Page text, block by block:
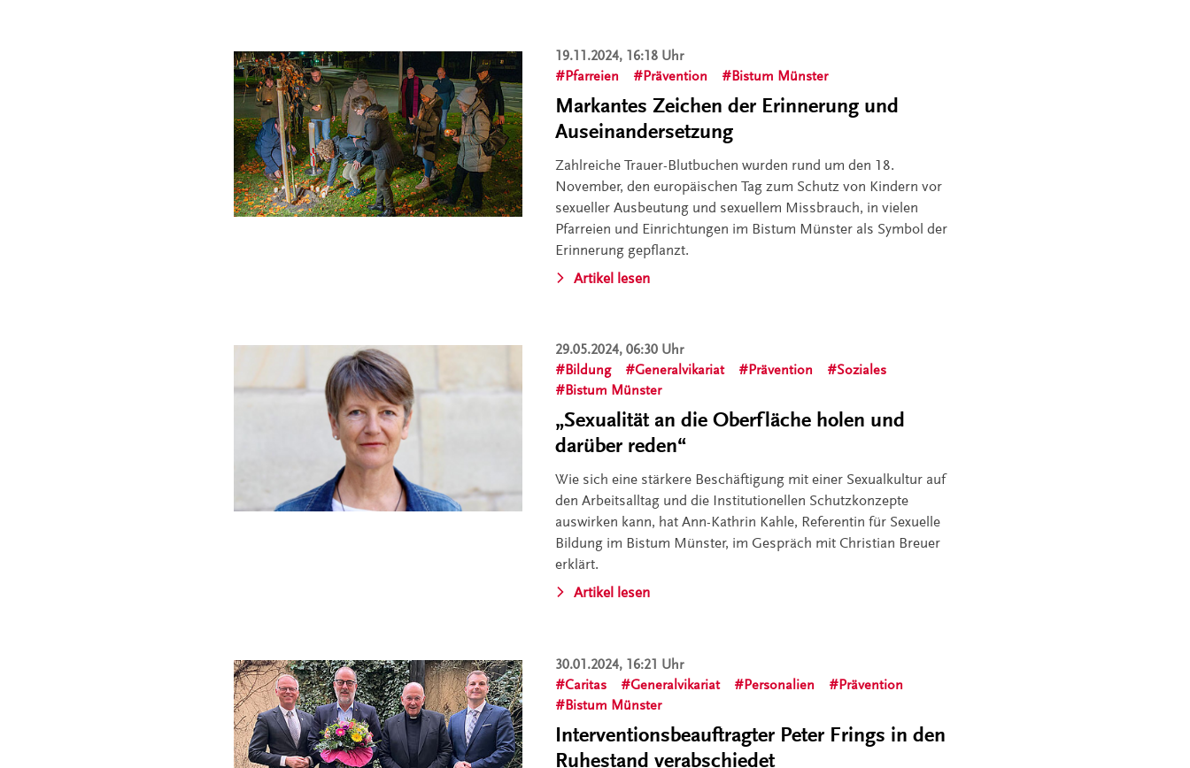
19.11.2024, 16:18 Uhr
Pfarreien
Prävention Bistum Münster
Markantes Zeichen der Erinnerung und
Auseinandersetzung
Zahlreiche Trauer-Blutbuchen wurden rund um den 18.
November, den europäischen Tag zum Schutz von Kindern vor
sexueller Ausbeutung und sexuellem Missbrauch, in vielen
Pfarreien und Einrichtungen im Bistum Münster als Symbol der
Erinnerung gepflanzt.
Artikel lesen
29.05.2024, 06:30 Uhr
Bildung
Generalvikariat Prävention
Soziales
Bistum Münster
„Sexualität an die Oberfläche holen und
darüber reden“
Wie sich eine stärkere Beschäftigung mit einer Sexualkultur auf
den Arbeitsalltag und die Institutionellen Schutzkonzepte
auswirken kann, hat Ann-Kathrin Kahle, Referentin für Sexuelle
Bildung im Bistum Münster, im Gespräch mit Christian Breuer
erklärt.
Artikel lesen
30.01.2024, 16:21 Uhr
Caritas
Generalvikariat Personalien
Prävention
Bistum Münster
Interventionsbeauftragter Peter Frings in den
Ruhestand verabschiedet